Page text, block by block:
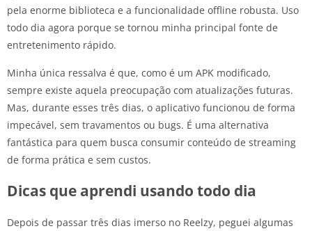
pela enorme biblioteca e a funcionalidade offline robusta. Uso
todo dia agora porque se tornou minha principal fonte de
entretenimento rápido.
Minha única ressalva é que, como é um APK modificado,
sempre existe aquela preocupação com atualizações futuras.
Mas, durante esses três dias, o aplicativo funcionou de forma
impecável, sem travamentos ou bugs. É uma alternativa
fantástica para quem busca consumir conteúdo de streaming
de forma prática e sem custos.
Dicas que aprendi usando todo dia
Depois de passar três dias imerso no Reelzy, peguei algumas